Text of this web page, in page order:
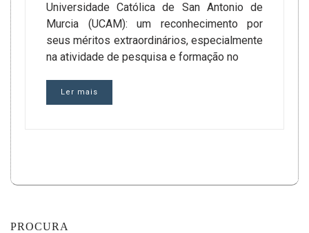
Universidade Católica de San Antonio de
Murcia (UCAM): um reconhecimento por
seus méritos extraordinários, especialmente
na atividade de pesquisa e formação no
Ler mais
PROCURA